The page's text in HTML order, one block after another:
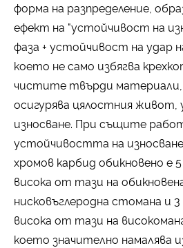
форма на разпределение,
ефект на "устойчивост на
фаза + устойчивост на удар
което не само избягва
чистите твърди
осигурява цялостния живот,
износване. При същите
устойчивостта на
хромов карбид обикновено е
висока от тази на
нисковъглеродна стомана и
висока от тази на
което значително намалява